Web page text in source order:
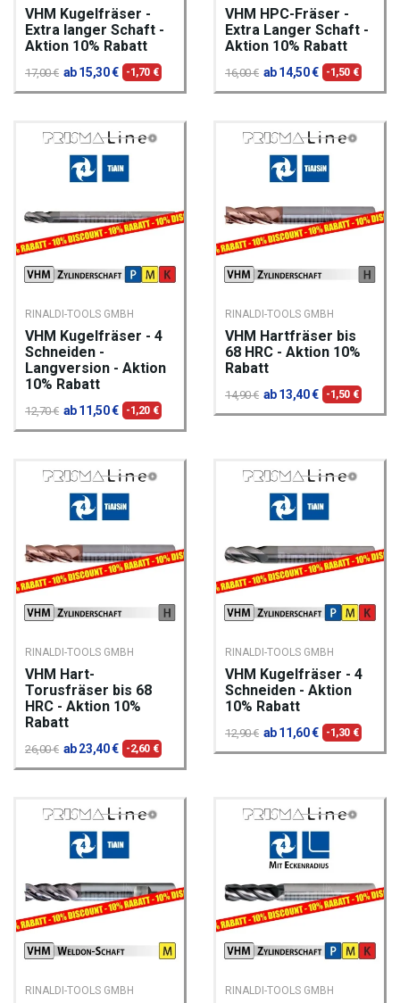
VHM Kugelfräser -
Extra langer Schaft -
Aktion 10% Rabatt
17,00 € ab 15,30 € -1,70 €
VHM HPC-Fräser -
Extra Langer Schaft -
Aktion 10% Rabatt
16,00 € ab 14,50 € -1,50 €
RINALDI-TOOLS GMBH
VHM Kugelfräser - 4
Schneiden -
Langversion - Aktion
10% Rabatt
12,70 € ab 11,50 € -1,20 €
RINALDI-TOOLS GMBH
VHM Hartfräser bis
68 HRC - Aktion 10%
Rabatt
14,90 € ab 13,40 € -1,50 €
RINALDI-TOOLS GMBH
VHM Hart-
Torusfräser bis 68
HRC - Aktion 10%
Rabatt
26,00 € ab 23,40 € -2,60 €
RINALDI-TOOLS GMBH
VHM Kugelfräser - 4
Schneiden - Aktion
10% Rabatt
12,90 € ab 11,60 € -1,30 €
RINALDI-TOOLS GMBH RINALDI-TOOLS GMBH